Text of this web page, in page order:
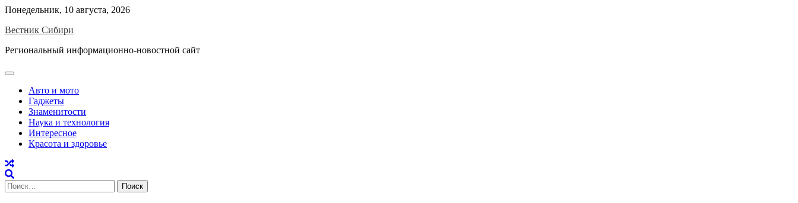
Skip
content
Понедельник, 10 августа, 2026
Вестник Сибири
Региональный информационно-новостной сайт
Авто и мото
Гаджеты
Знаменитости
Наука и технология
Интересное
Красота и здоровье
Найти: